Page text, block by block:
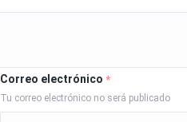
Correo electrónico *
Tu correo electrónico no será publicado